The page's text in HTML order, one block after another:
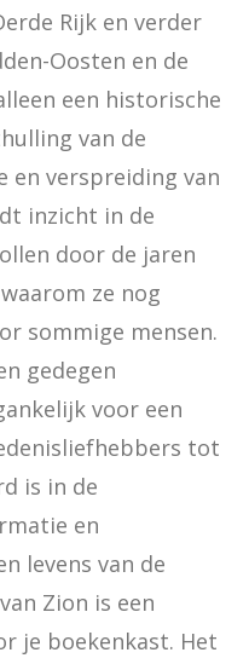
Rijk en verder
Oosten en de
een historische
van de
en verspreiding van
inzicht in de
door de jaren
ze nog
sommige mensen.
gedegen
voor een
tot
is in de
en
levens van de
Zion is een
je boekenkast. Het